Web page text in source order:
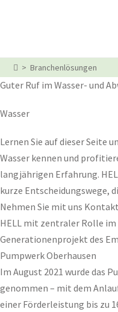
> Branchenlösungen
Guter Ruf im Wasser- und
Wasser
Lernen Sie auf dieser Seite
Wasser kennen und
langjährigen Erfahrung.
kurze Entscheidungswege,
Nehmen Sie mit uns
HELL mit zentraler Rolle
Generationenprojekt des
Pumpwerk Oberhausen
Im August 2021 wurde das
genommen – mit dem
einer Förderleistung bis zu